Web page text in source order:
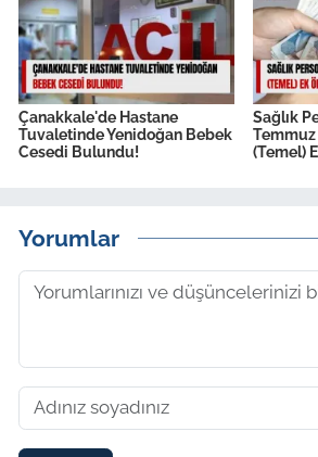
Çanakkale'de Hastane
Tuvaletinde Yenidoğan Bebek
Cesedi Bulundu!
Sağlık
Temmuz
(Temel)
Yorumlar